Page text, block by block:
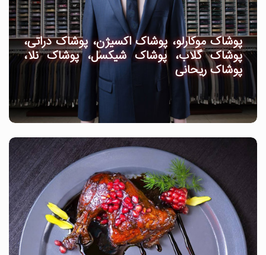
پوشاک موکارلو، پوشاک اکسیژن، پوشاک دراتی،
پوشاک گلاب، پوشاک شیکسل، پوشاک نلا،
پوشاک ریحانی